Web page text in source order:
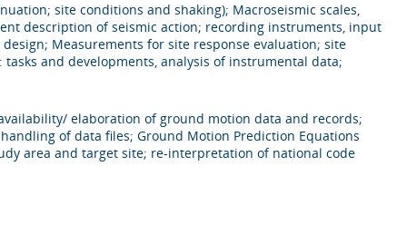
site conditions and shaking); Macroseismic scales,
description of seismic action; recording instruments, input
Measurements for site response evaluation; site
and developments, analysis of instrumental data;
elaboration of ground motion data and records;
of data files; Ground Motion Prediction Equations
area and target site; re-interpretation of national code